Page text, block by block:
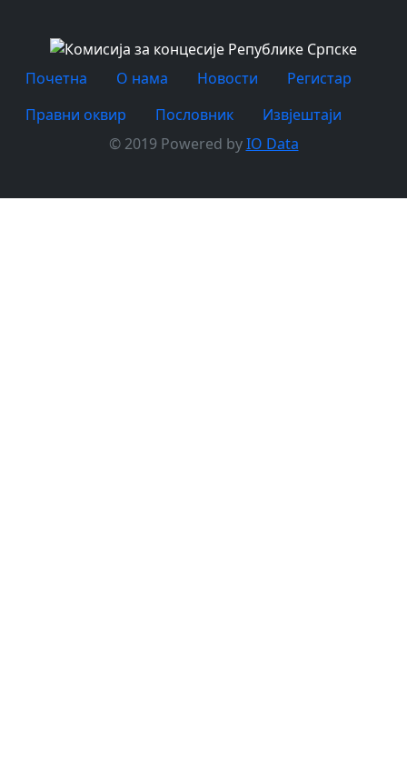
Почетна O нама Новости
Регистар
Правни оквир
Пословник
Извјештаји
© 2019 Powered byIO Data